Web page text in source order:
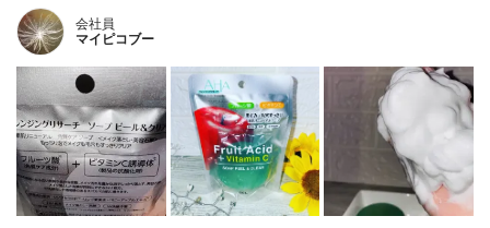
会社員
マイピコブー